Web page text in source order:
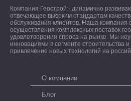
Компания Геострой - динамично
отвечающее высоким стандартам
обслуживания клиентов. Наша компания
осуществления комплексных поставок
удовлетворения спроса на рынке. Мы
инновациями в сегменте строительства
привлечение новых технологий на
О компании
Блог